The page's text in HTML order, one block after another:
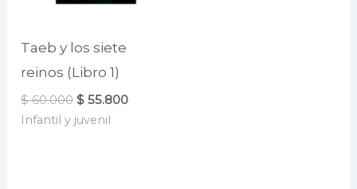
Taeb y los siete
reinos (Libro 1)
$60.000 El
precio
original
$ 55.800El
Infantil y juvenil